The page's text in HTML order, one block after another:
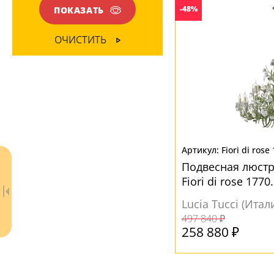
-48%
Fiori di rose
Подвесная
Fiori di rose
Lucia Tucci
497 840 ₽
258 880 ₽
Белый(2)
Разноцветный(2)
ПОКАЗАТЬ
ОЧИСТИТЬ